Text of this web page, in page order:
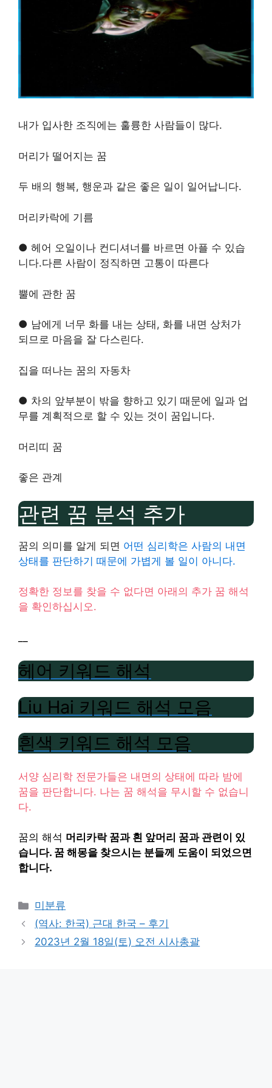
내가 입사한 조직에는 훌륭한 사람들이 많다.
머리가 떨어지는 꿈
두 배의 행복, 행운과 같은 좋은 일이 일어납니다.
머리카락에 기름
● 헤어 오일이나 컨디셔너를 바르면 아플 수 있습
니다.다른 사람이 정직하면 고통이 따른다
뿔에 관한 꿈
● 남에게 너무 화를 내는 상태, 화를 내면 상처가
되므로 마음을 잘 다스린다.
집을 떠나는 꿈의 자동차
● 차의 앞부분이 밖을 향하고 있기 때문에 일과 업
무를 계획적으로 할 수 있는 것이 꿈입니다.
머리띠 꿈
좋은 관계
관련 꿈 분석 추가
꿈의 의미를 알게 되면 어떤 심리학은 사람의 내면
상태를 판단하기 때문에 가볍게 볼 일이 아니다.
정확한 정보를 찾을 수 없다면 아래의 추가 꿈 해석
을 확인하십시오.
헤어 키워드 해석
Liu Hai 키워드 해석 모음
흰색 키워드 해석 모음
서양 심리학 전문가들은 내면의 상태에 따라 밤에
꿈을 판단합니다. 나는 꿈 해석을 무시할 수 없습니
다.
꿈의 해석 머리카락 꿈과 흰 앞머리 꿈과 관련이 있
습니다. 꿈 해몽을 찾으시는 분들께 도움이 되었으면
합니다.
Categories
미분류
(역사: 한국) 근대 한국 – 후기
2023년 2월 18일(토) 오전 시사총괄